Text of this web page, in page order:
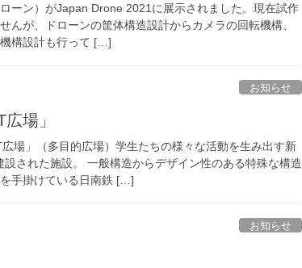
ーン）がJapan Drone 2021に展示されました。現在試作
んが、ドローンの筐体構造設計からカメラの回転機構、
構設計も行って […]
お知らせ
場」
場」（多目的広場）学生たちの様々な活動を生み出す新
された施設。 一般構造からデザイン性のある特殊な構造
手掛けている日南鉄 […]
お知らせ